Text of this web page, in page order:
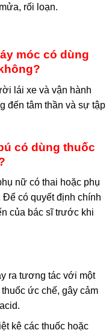
rối loạn.
móc có dùng
lái xe và vận hành
đến tâm thần và sự tập
có dùng thuốc
nữ có thai hoặc phụ
có quyết định chính
của bác sĩ trước khi
ra tương tác với một
ức chế, gây cảm
kê các thuốc hoặc